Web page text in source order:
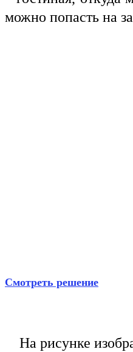
можно попасть на
Смотреть решение
На рисунке